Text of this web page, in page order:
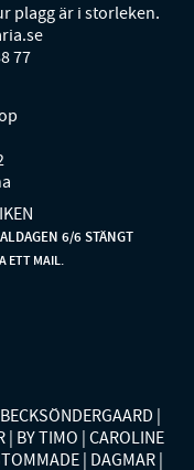
plagg är i storleken.
77
6/6 STÄNGT
ETT MAIL.
BECKSÖNDERGAARD
BY TIMO CAROLINE
DAGMAR